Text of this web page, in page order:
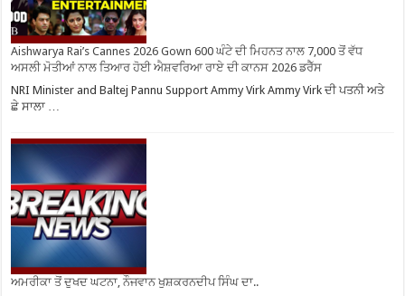
Aishwarya Rai’s Cannes 2026 Gown 600 ਘੰਟੇ ਦੀ ਮਿਹਨਤ ਨਾਲ 7,000 ਤੋਂ ਵੱਧ
ਅਸਲੀ ਮੋਤੀਆਂ ਨਾਲ ਤਿਆਰ ਹੋਈ ਐਸ਼ਵਰਿਆ ਰਾਏ ਦੀ ਕਾਨਸ 2026 ਡਰੈੱਸ
NRI Minister and Baltej Pannu Support Ammy Virk Ammy Virk ਦੀ ਪਤਨੀ ਅਤੇ
ਛੇ ਸਾਲਾ …
ਅਮਰੀਕਾ ਤੋਂ ਦੁਖਦ ਘਟਨਾ, ਨੌਜਵਾਨ ਖੁਸ਼ਕਰਨਦੀਪ ਸਿੰਘ ਦਾ..